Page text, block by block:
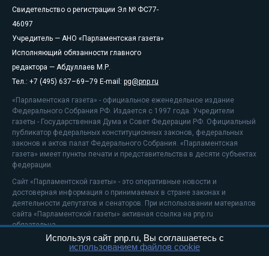
Свидетельство о регистрации Эл № ФС77-
46097
Учредитель — АНО «Парламентская газета»
Исполняющий обязанности главного
редактора — Абдуллаев М.Р.
Тел.: +7 (495) 637–69–79 E-mail: pg@pnp.ru
«Парламентская газета» - официальное еженедельное издание
Федерального Собрания РФ. Издается с 1997 года. Учредители
газеты - Государственная Дума и Совет Федерации РФ. Официальный
публикатор федеральных конституционных законов, федеральных
законов и актов палат Федерального Собрания. «Парламентская
газета» имеет пункты печати и представительства в десяти субъектах
федерации.
Сайт «Парламентской газеты» - это оперативные новости и
достоверная информация о принимаемых в стране законах и
деятельности депутатов и сенаторов. При использовании материалов
сайта «Парламентской газеты» активная ссылка на pnp.ru
обязательна.
На информационном ресурсе применяютсярекомендательные
Используя сайт pnp.ru, Вы соглашаетесь с
использованием файлов cookie